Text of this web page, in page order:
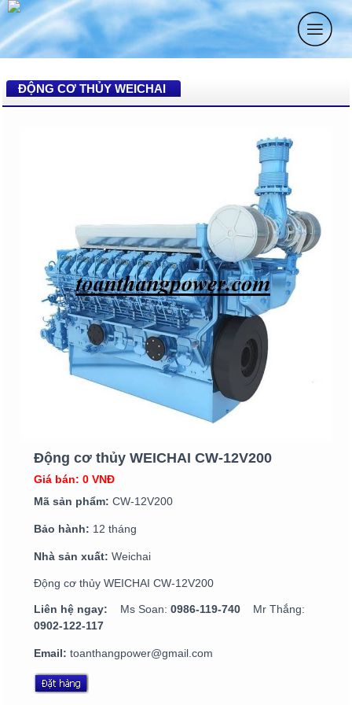
ĐỘNG CƠ THỦY WEICHAI
Động cơ thủy WEICHAI CW-12V200
Giá bán: 0 VNĐ
Mã sản phẩm: CW-12V200
Bảo hành: 12 tháng
Nhà sản xuất: Weichai
Động cơ thủy WEICHAI CW-12V200
Liên hệ ngay: Ms Soan: 0986-119-740 Mr Thắng:
0902-122-117
Email: toanthangpower@gmail.com